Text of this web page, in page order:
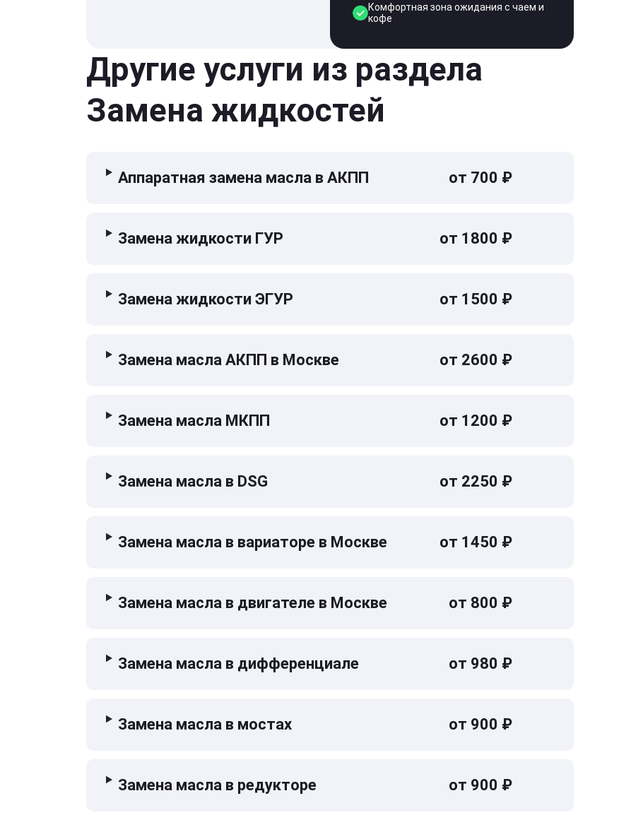
Комфортная зона ожидания с чаем и
кофе
Другие услуги из раздела
Замена жидкостей
Аппаратная замена масла в АКПП от 700 ₽
Замена жидкости ГУР от 1800 ₽
Замена жидкости ЭГУР от 1500 ₽
Замена масла АКПП в Москве от 2600 ₽
Замена масла МКПП от 1200 ₽
Замена масла в DSG от 2250 ₽
Замена масла в вариаторе в Москве от 1450 ₽
Замена масла в двигателе в Москве от 800 ₽
Замена масла в дифференциале от 980 ₽
Замена масла в мостах от 900 ₽
Замена масла в редукторе от 900 ₽